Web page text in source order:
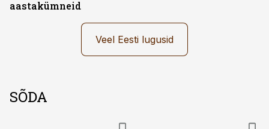
aastakümneid
Veel Eesti lugusid
SÕDA